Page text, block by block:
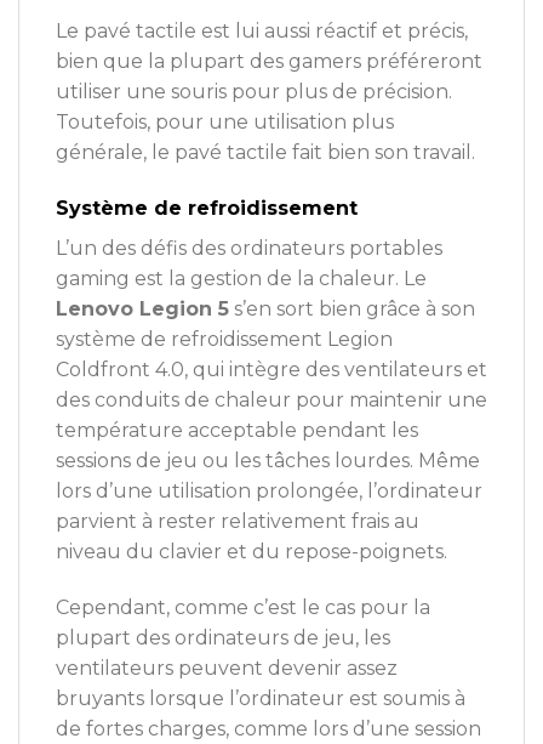
Le pavé tactile est lui aussi réactif et précis,
bien que la plupart des gamers préféreront
utiliser une souris pour plus de précision.
Toutefois, pour une utilisation plus
générale, le pavé tactile fait bien son travail.
Système de refroidissement
L’un des défis des ordinateurs portables
gaming est la gestion de la chaleur. Le
Lenovo Legion 5 s’en sort bien grâce à son
système de refroidissement Legion
Coldfront 4.0, qui intègre des ventilateurs et
des conduits de chaleur pour maintenir une
température acceptable pendant les
sessions de jeu ou les tâches lourdes. Même
lors d’une utilisation prolongée, l’ordinateur
parvient à rester relativement frais au
niveau du clavier et du repose-poignets.
Cependant, comme c’est le cas pour la
plupart des ordinateurs de jeu, les
ventilateurs peuvent devenir assez
bruyants lorsque l’ordinateur est soumis à
de fortes charges, comme lors d’une session